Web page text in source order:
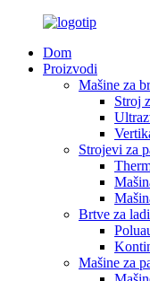
Dom
Proizvodi
Mašine za
Stroj
Strojevi za
Brtve za
Mašine za